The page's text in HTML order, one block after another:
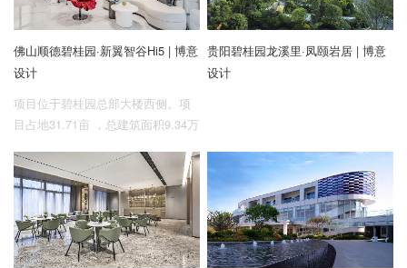
造具有陵水特色的度假区。
佛山顺德碧桂园·新翼智谷Hi5 | 博意
设计
项目位于碧桂园总部大楼西侧。项
目占地31.71亩 ，总建筑面积9.34万
20000㎡商业综合体，将协同碧桂园
总部、博智林机器人谷助推城市产
业发展。
贵阳碧桂园龙溪里·凤颐岩居 | 博意
设计